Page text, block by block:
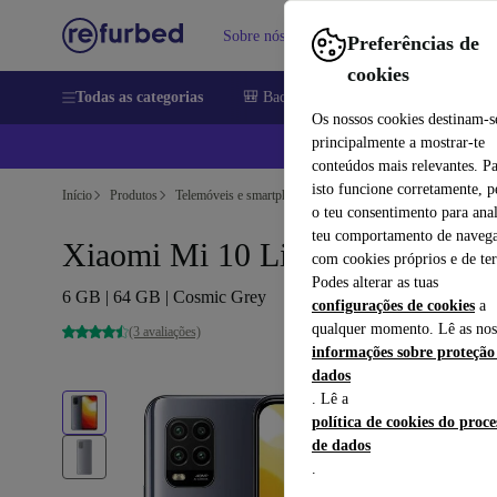
Preferências de
cookies
Os nossos cookies destinam-
principalmente a mostrar-te
conteúdos mais relevantes.
isto funcione corretamente,
o teu consentimento para
teu comportamento de
com cookies próprios e de
Podes alterar as tuas
configurações de cookies a
qualquer momento. Lê as
informações sobre
dados
. Lê a
política de cookies do
de dados
.
Sobre nós Vender Ajuda
Todas as categorias 🎒 Back to school
📱
Início Produtos Telemóveis e smartphones Telemóveis xiaomi
Xiaomi Mi 10 Lite 5G
6 GB | 64 GB | Cosmic Grey
(3 avaliações)